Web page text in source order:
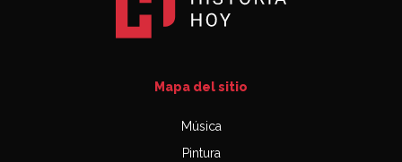
Mapa del sitio
Música
Pintura